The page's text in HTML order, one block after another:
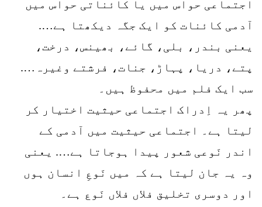
اجتماعی حواس میں یا کائناتی حواس میں
آدمی کائنات کو ایک جگہ دیکھتا ہے….
یعنی بندر، بلی، گائے، بھینس، درخت،
پتے، دریا، پہاڑ، جنات، فرشتے وغیرہ….
سب ایک فلم میں محفوظ ہیں۔
پھر یہ اِدراک اجتماعی حیثیت اختیار کر
لیتا ہے۔ اجتماعی حیثیت میں آدمی کے
اندر نَوعی شعور پیدا ہوجاتا ہے…. یعنی
وہ یہ جان لیتا ہے کہ میں نَوعِ انسان ہوں
اور دوسری تخلیق فلاں فلاں نَوع ہے۔